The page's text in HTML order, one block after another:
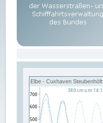
Elbe - Cuxhaven Steubenhöft